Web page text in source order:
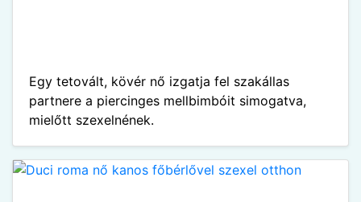
Egy tetovált, kövér nő izgatja fel szakállas
partnere a piercinges mellbimbóit simogatva,
mielőtt szexelnének.